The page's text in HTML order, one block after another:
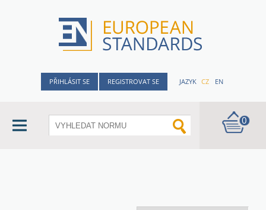
PŘIHLÁSIT SE REGISTROVAT SE JAZYK CZ EN
0